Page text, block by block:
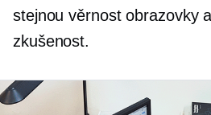
stejnou věrnost obrazovky
zkušenost.